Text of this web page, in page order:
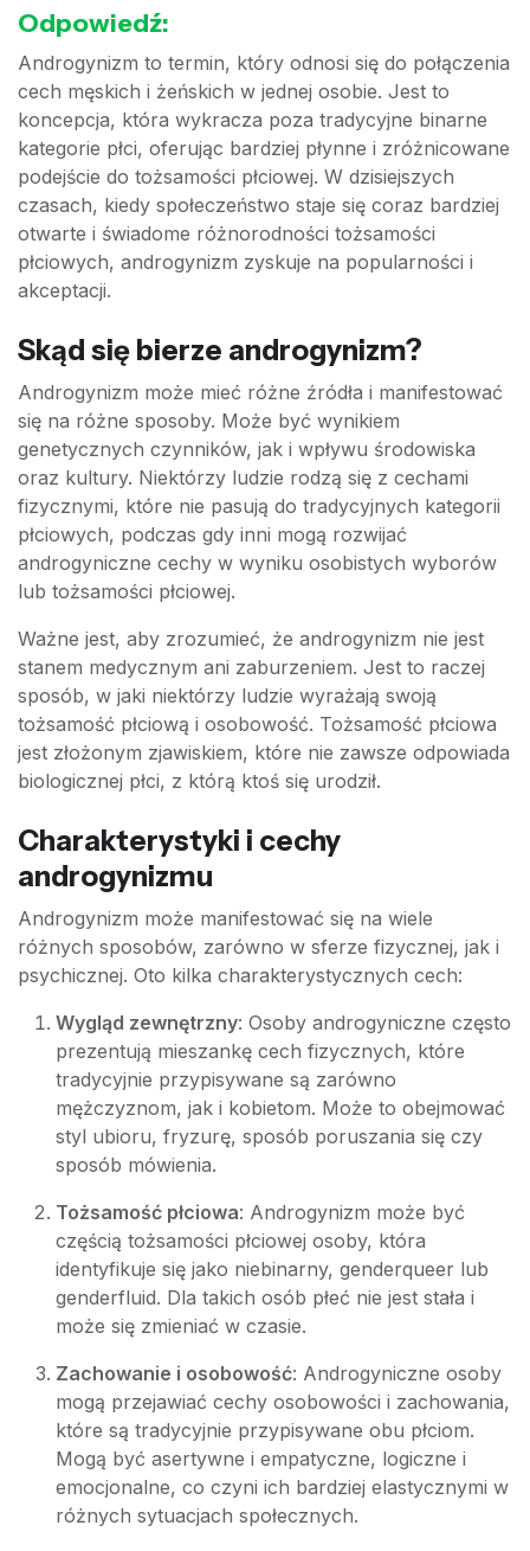
Odpowiedź:
Androgynizm to termin, który odnosi się do połączenia
cech męskich i żeńskich w jednej osobie. Jest to
koncepcja, która wykracza poza tradycyjne binarne
kategorie płci, oferując bardziej płynne i zróżnicowane
podejście do tożsamości płciowej. W dzisiejszych
czasach, kiedy społeczeństwo staje się coraz bardziej
otwarte i świadome różnorodności tożsamości
płciowych, androgynizm zyskuje na popularności i
akceptacji.
Skąd się bierze androgynizm?
Androgynizm może mieć różne źródła i manifestować
się na różne sposoby. Może być wynikiem
genetycznych czynników, jak i wpływu środowiska
oraz kultury. Niektórzy ludzie rodzą się z cechami
fizycznymi, które nie pasują do tradycyjnych kategorii
płciowych, podczas gdy inni mogą rozwijać
androgyniczne cechy w wyniku osobistych wyborów
lub tożsamości płciowej.
Ważne jest, aby zrozumieć, że androgynizm nie jest
stanem medycznym ani zaburzeniem. Jest to raczej
sposób, w jaki niektórzy ludzie wyrażają swoją
tożsamość płciową i osobowość. Tożsamość płciowa
jest złożonym zjawiskiem, które nie zawsze odpowiada
biologicznej płci, z którą ktoś się urodził.
Charakterystyki i cechy
androgynizmu
Androgynizm może manifestować się na wiele
różnych sposobów, zarówno w sferze fizycznej, jak i
psychicznej. Oto kilka charakterystycznych cech:
Wygląd zewnętrzny: Osoby androgyniczne często
prezentują mieszankę cech fizycznych, które
tradycyjnie przypisywane są zarówno
mężczyznom, jak i kobietom. Może to obejmować
styl ubioru, fryzurę, sposób poruszania się czy
sposób mówienia.
Tożsamość płciowa: Androgynizm może być
częścią tożsamości płciowej osoby, która
identyfikuje się jako niebinarny, genderqueer lub
genderfluid. Dla takich osób płeć nie jest stała i
może się zmieniać w czasie.
Zachowanie i osobowość: Androgyniczne osoby
mogą przejawiać cechy osobowości i zachowania,
które są tradycyjnie przypisywane obu płciom.
Mogą być asertywne i empatyczne, logiczne i
emocjonalne, co czyni ich bardziej elastycznymi w
różnych sytuacjach społecznych.